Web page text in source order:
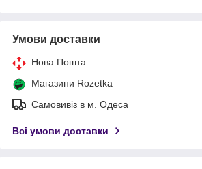
Умови доставки
Нова Пошта
Магазини Rozetka
Самовивіз в м. Одеса
Всі умови доставки